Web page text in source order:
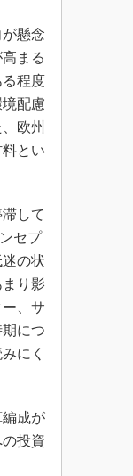
懸念
まる
程度
配慮
欧州
とい
して
セプ
の状
り影
、サ
につ
にく
成が
投資